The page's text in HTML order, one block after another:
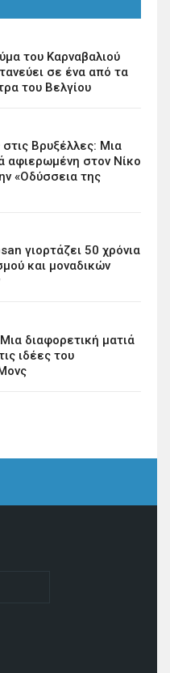
του Καρναβαλιού
σε ένα από τα
του Βελγίου
Βρυξέλλες: Μια
αφιερωμένη στον Νίκο
«Οδύσσεια της
γιορτάζει 50 χρόνια
και μοναδικών
διαφορετική ματιά
ιδέες του